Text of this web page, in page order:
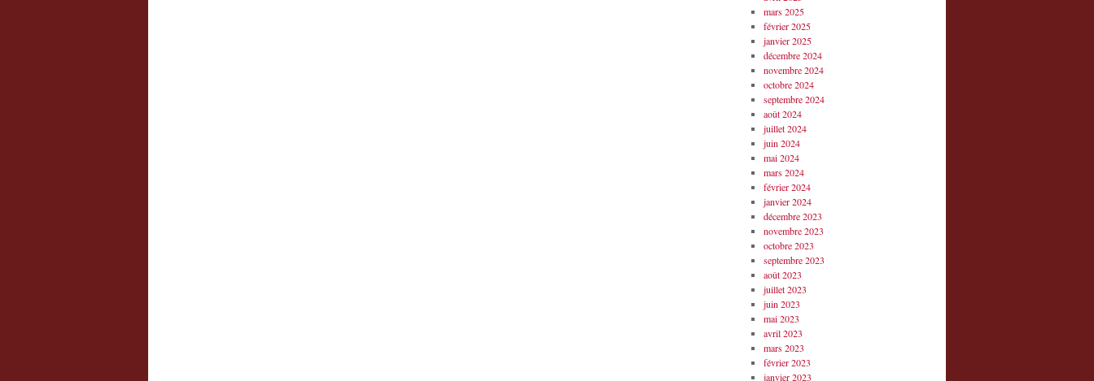
mars 2025
février 2025
janvier 2025
décembre 2024
novembre 2024
octobre 2024
septembre 2024
août 2024
juillet 2024
juin 2024
mai 2024
mars 2024
février 2024
janvier 2024
décembre 2023
novembre 2023
octobre 2023
septembre 2023
août 2023
juillet 2023
juin 2023
mai 2023
avril 2023
mars 2023
février 2023
janvier 2023